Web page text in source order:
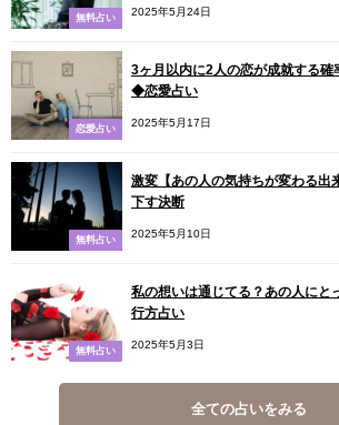
無料占い
2025年5月24日
恋愛占い
3ヶ月以内に2人の恋が成就する確
◆恋愛占い
2025年5月17日
無料占い
激変【あの人の気持ちが変わる出
下す決断
2025年5月10日
無料占い
私の想いは通じてる？あの人にと
行方占い
2025年5月3日
全ての占いをみる